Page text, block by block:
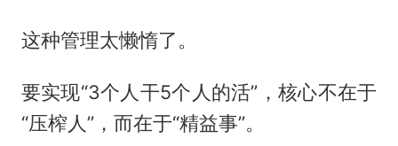
这种管理太懒惰了。
要实现“3个人干5个人的活”，核心不在于
“压榨人”，而在于“精益事”。